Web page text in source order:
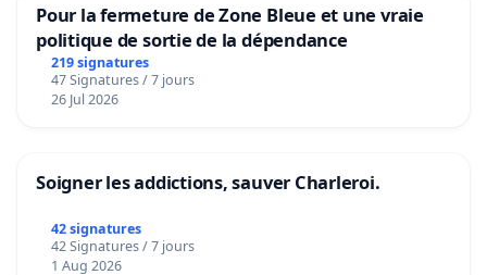
Pour la fermeture de Zone Bleue et une vraie
politique de sortie de la dépendance
219 signatures
47 Signatures / 7 jours
26 Jul 2026
Soigner les addictions, sauver Charleroi.
42 signatures
42 Signatures / 7 jours
1 Aug 2026